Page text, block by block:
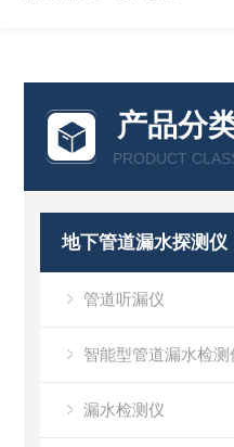
产品分
PRODUCT
地下管道漏水探测仪
管道听漏仪
智能型管道漏水检测
漏水检测仪